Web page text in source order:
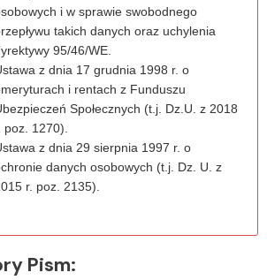
i w sprawie swobodnego
takich danych oraz uchylenia
95/46/WE.
z dnia 17 grudnia 1998 r. o
i rentach z Funduszu
Społecznych (t.j. Dz.U. z 2018
poz. 1270).
z dnia 29 sierpnia 1997 r. o
danych osobowych (t.j. Dz. U. z
r. poz. 2135).
Pism: